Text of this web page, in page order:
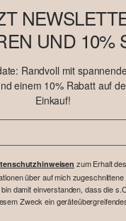
UND 10%
Randvoll mit
einem 10% Rabatt auf
Einkauf!
zum Erhalt
über auf mich zugeschnittene
damit einverstanden, dass die
Zweck ein